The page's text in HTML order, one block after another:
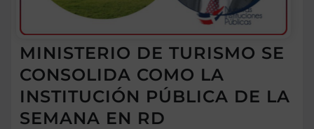
MINISTERIO DE TURISMO SE
CONSOLIDA COMO LA
INSTITUCIÓN PÚBLICA DE LA
SEMANA EN RD